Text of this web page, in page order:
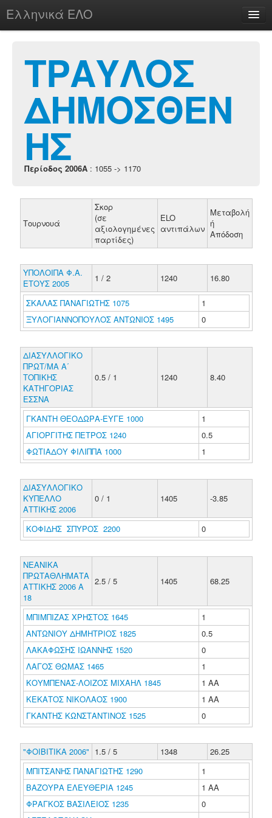
Ελληνικά ΕΛΟ
chesstu.be @ discord
Login
ΤΡΑΥΛΟΣ
ΔΗΜΟΣΘΕΝ
ΗΣ
Περίοδος 2006A : 1055 -> 1170
Τουρνουά
Σκορ
(σε
αξιολογημένες
παρτίδες)
ELO
αντιπάλων
Μεταβολή
ή
Απόδοση
ΥΠΟΛΟΙΠΑ Φ.Α.
ΕΤΟΥΣ 2005
1 / 2 1240 16.80
ΣΚΑΛΑΣ ΠΑΝΑΓΙΩΤΗΣ 1075
1
ΞΥΛΟΓΙΑΝΝΟΠΟΥΛΟΣ ΑΝΤΩΝΙΟΣ 1495
0
ΔΙΑΣΥΛΛΟΓΙΚΟ
ΠΡΩΤ/ΜΑ Α΄
ΤΟΠΙΚΗΣ
ΚΑΤΗΓΟΡΙΑΣ
ΕΣΣΝΑ
0.5 / 1 1240 8.40
ΓΚΑΝΤΗ ΘΕΟΔΩΡΑ-ΕΥΓΕ 1000
1
ΑΓΙΟΡΓΙΤΗΣ ΠΕΤΡΟΣ 1240
0.5
ΦΩΤΙΑΔΟΥ ΦΙΛΙΠΠΑ 1000
1
ΔΙΑΣΥΛΛΟΓΙΚΟ
ΚΥΠΕΛΛΟ
ΑΤΤΙΚΗΣ 2006
0 / 1 1405 -3.85
ΚΟΦΙΔΗΣ ΣΠΥΡΟΣ 2200 0
ΝΕΑΝΙΚΑ
ΠΡΩΤΑΘΛΗΜΑΤΑ
ΑΤΤΙΚΗΣ 2006 Α
18
2.5 / 5 1405 68.25
ΜΠΙΜΠΙΖΑΣ ΧΡΗΣΤΟΣ 1645
1
ΑΝΤΩΝΙΟΥ ΔΗΜΗΤΡΙΟΣ 1825
0.5
ΛΑΚΑΦΩΣΗΣ ΙΩΑΝΝΗΣ 1520
0
ΛΑΓΟΣ ΘΩΜΑΣ 1465
1
ΚΟΥΜΠΕΝΑΣ-ΛΟΙΖΟΣ ΜΙΧΑΗΛ 1845
1 ΑΑ
ΚΕΚΑΤΟΣ ΝΙΚΟΛΑΟΣ 1900
1 ΑΑ
ΓΚΑΝΤΗΣ ΚΩΝΣΤΑΝΤΙΝΟΣ 1525
0
"ΦΟΙΒΙΤΙΚΑ 2006" 1.5 / 5 1348
26.25
ΜΠΙΤΣΑΝΗΣ ΠΑΝΑΓΙΩΤΗΣ 1290
1
ΒΑΖΟΥΡΑ ΕΛΕΥΘΕΡΙΑ 1245
1 ΑΑ
ΦΡΑΓΚΟΣ ΒΑΣΙΛΕΙΟΣ 1235
0